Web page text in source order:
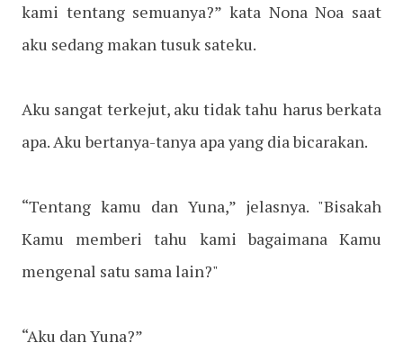
kami tentang semuanya?” kata Nona Noa saat
aku sedang makan tusuk sateku.
Aku sangat terkejut, aku tidak tahu harus berkata
apa. Aku bertanya-tanya apa yang dia bicarakan.
“Tentang kamu dan Yuna,” jelasnya. "Bisakah
Kamu memberi tahu kami bagaimana Kamu
mengenal satu sama lain?"
“Aku dan Yuna?”